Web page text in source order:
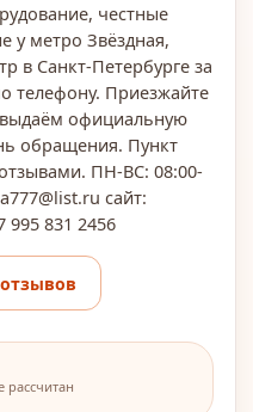
честные
у метро Звёздная,
в Санкт-Петербурге за
телефону. Приезжайте
официальную
обращения. Пункт
ПН-ВС: 08:00-
сайт:
995 831 2456
рассчитан